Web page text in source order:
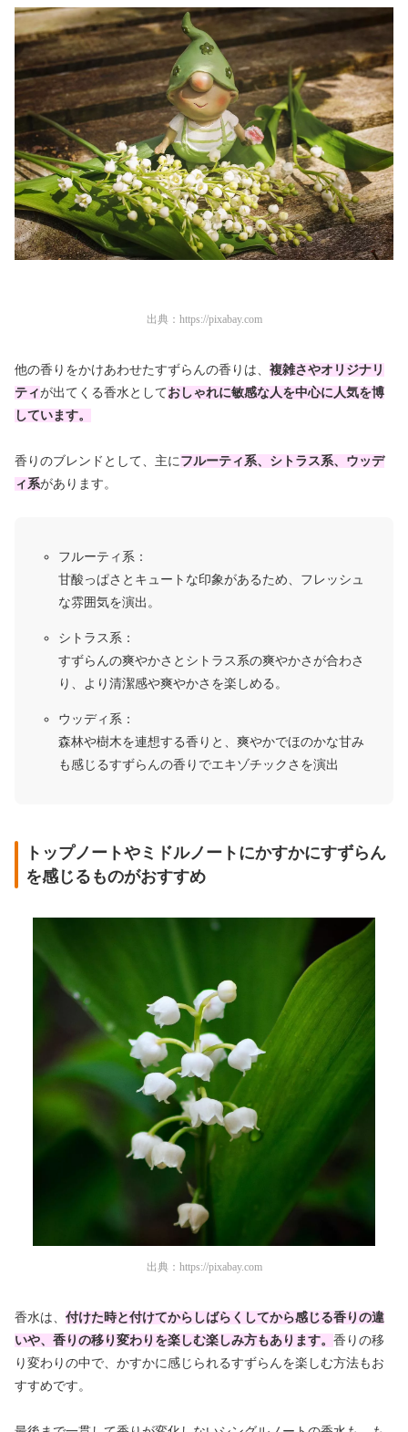
出典： https://pixabay.com
他の香りをかけあわせたすずらんの香りは、 複雑さやオリジナリ
ティが出てくる香水としておしゃれに敏感な人を中心に人気を博
しています。
香りのブレンドとして、主に フルーティ系、シトラス系、ウッデ
ィ系があります。
フルーティ系：
甘酸っぱさとキュートな印象があるため、フレッシュ
な雰囲気を演出。
シトラス系：
すずらんの爽やかさとシトラス系の爽やかさが合わさ
り、より清潔感や爽やかさを楽しめる。
ウッディ系：
森林や樹木を連想する香りと、爽やかでほのかな甘み
も感じるすずらんの香りでエキゾチックさを演出
トップノートやミドルノートにかすかにすずらん
を感じるものがおすすめ
出典： https://pixabay.com
香水は、 付けた時と付けてからしばらくしてから感じる香りの違
いや、香りの移り変わりを楽しむ楽しみ方もあります。 香りの移
り変わりの中で、かすかに感じられるすずらんを楽しむ方法もお
すすめです。